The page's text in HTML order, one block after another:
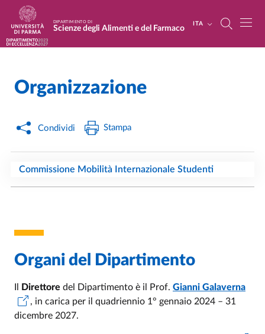
Salta al contenuto principale
Skip to footer
DIPARTIMENTO DI
Scienze degli Alimenti e del Farmaco
ITA
Home /
Organizzazione
Condividi Stampa
Commissione Mobilità Internazionale Studenti
Organi del Dipartimento
Direttore del Dipartimento è il Prof. Gianni Galaverna
, in carica per il quadriennio 1° gennaio 2024 – 31
dicembre 2027.